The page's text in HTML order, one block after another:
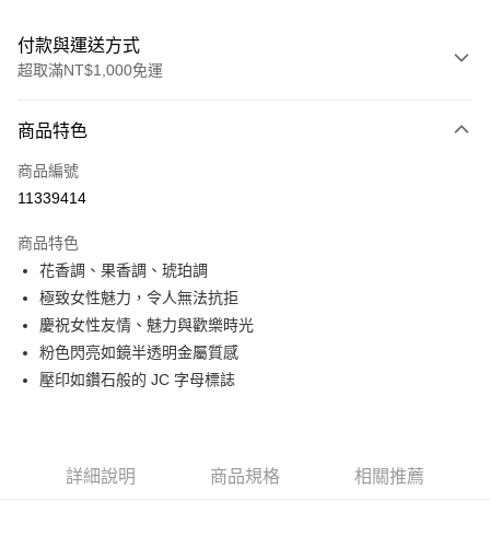
付款與運送方式
超取滿NT$1,000免運
信用卡一次付款
ATM付款
運送方式
付款後全家取貨
每筆NT$80，滿NT$1,000(含以上)免運費
付款後萊爾富取貨
每筆NT$100，滿NT$1,000(含以上)免運費
宅配(全站)
商品特色
商品編號
11339414
商品特色
花香調、果香調、琥珀調
極致女性魅力，令人無法抗拒
慶祝女性友情、魅力與歡樂時光
粉色閃亮如鏡半透明金屬質感
壓印如鑽石般的 JC 字母標誌
詳細說明 商品規格 相關推薦